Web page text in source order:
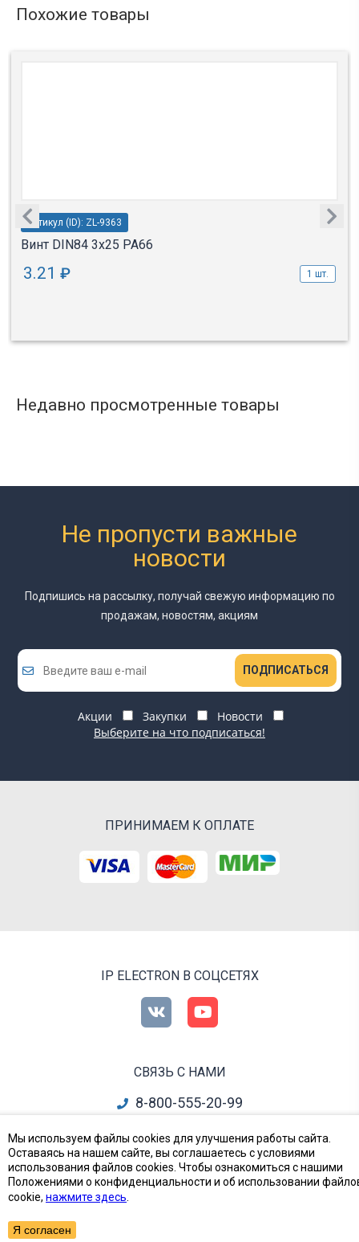
Похожие товары
Артикул (ID): ZL-9363
Винт DIN84 3x25 PA66
3.21 ₽ 1 шт.
Недавно просмотренные товары
Не пропусти важные
новости
Подпишись на рассылку, получай свежую информацию по
продажам, новостям, акциям
ПОДПИСАТЬСЯ
Акции Закупки
Новости
Выберите на что подписаться!
ПРИНИМАЕМ К ОПЛАТЕ
IP ELECTRON В СОЦСЕТЯХ
СВЯЗЬ С НАМИ
8-800-555-20-99
info@ipelectron.ru
все контакты
Приборы, Радиодетали и Электронные компоненты
Мы используем файлы cookies для улучшения работы сайта.
Оставаясь на нашем сайте, вы соглашаетесь с условиями
использования файлов cookies. Чтобы ознакомиться с нашими
Положениями о конфиденциальности и об использовании
cookie, нажмите здесь
Я согласен